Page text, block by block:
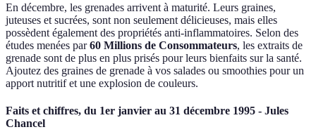
En décembre, les grenades arrivent à maturité. Leurs graines,
juteuses et sucrées, sont non seulement délicieuses, mais elles
possèdent également des propriétés anti-inflammatoires. Selon des
études menées par60 Millions de Consommateurs, les extraits de
grenade sont de plus en plus prisés pour leurs bienfaits sur la santé.
Ajoutez des graines de grenade à vos salades ou smoothies pour un
apport nutritif et une explosion de couleurs.
Faits et chiffres, du 1er janvier au 31 décembre 1995 - Jules
Chancel